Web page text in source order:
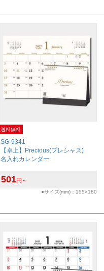
送料無料
SG-9341
【卓上】Precious(プレシャス)
名入れカレンダー
501円～
●サイズ(mm)：155×180